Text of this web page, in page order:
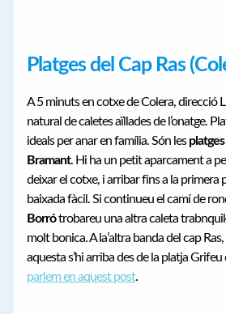
Platges del Cap Ras
A 5 minuts en cotxe de Colera, direcció
natural de caletes aïllades de l’onatge.
ideals per anar en família. Són les
Bramant. Hi ha un petit aparcament a
deixar el cotxe, i arribar fins a la primera
baixada fàcil. Si continueu el camí de
Borrótrobareu una altra caleta
molt bonica. A la’altra banda del cap
aquesta s’hi arriba des de la platja Grifeu
parlem en aquest post.